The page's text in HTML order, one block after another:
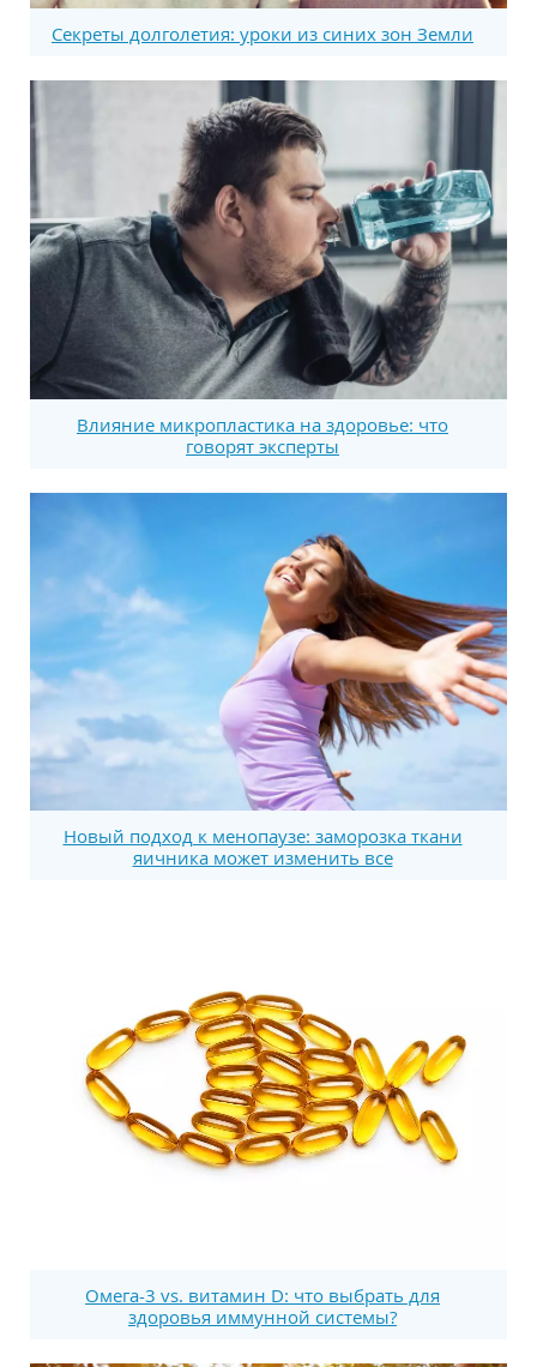
Секреты долголетия: уроки из синих зон Земли
Влияние микропластика на здоровье: что
говорят эксперты
Новый подход к менопаузе: заморозка ткани
яичника может изменить все
Омега-3 vs. витамин D: что выбрать для
здоровья иммунной системы?